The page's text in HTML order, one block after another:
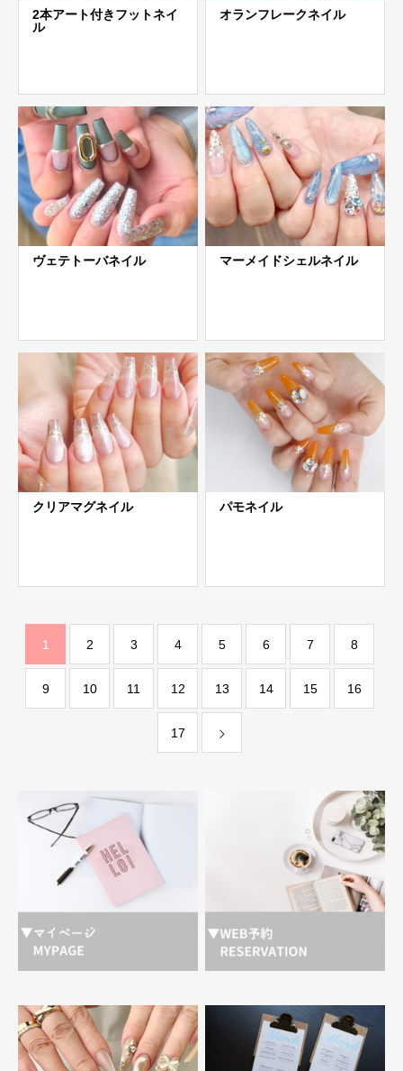
2本アート付きフットネイ
ル
オランフレークネイル
ヴェテトーバネイル マーメイドシェルネイル
クリアマグネイル パモネイル
1 2 3 4 5 6 7 8
9 10 11 12 13 14 15 16
17